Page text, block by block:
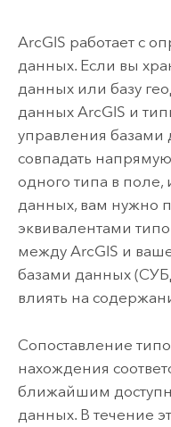
ArcGIS работает с
данных. Если вы
данных или базу
данных ArcGIS и
управления базами
совпадать
одного типа в
данных, вам нужно
эквивалентами
между ArcGIS и
базами данных
влиять на
Сопоставление
нахождения
ближайшим
данных. В течение